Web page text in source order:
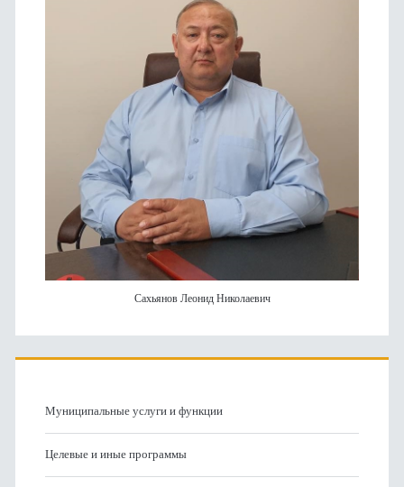
Сахьянов Леонид Николаевич
Муниципальные услуги и функции
Целевые и иные программы